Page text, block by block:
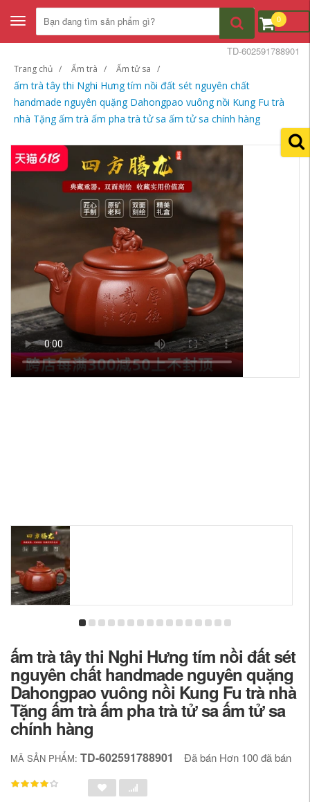
Toggle
navigation
0
Trang chủ Ấm trà Ấm tử sa
ấm trà tây thi Nghi Hưng tím nồi đất sét nguyên chất
handmade nguyên quặng Dahongpao vuông nồi Kung Fu trà
nhà Tặng ấm trà ấm pha trà tử sa ấm tử sa chính hàng
TD-602591788901
ấm trà tây thi Nghi Hưng tím nồi đất sét
nguyên chất handmade nguyên quặng
Dahongpao vuông nồi Kung Fu trà nhà
Tặng ấm trà ấm pha trà tử sa ấm tử sa
chính hàng
MÃ SẢN PHẨM: TD-602591788901 Đã bán Hơn 100 đã bán